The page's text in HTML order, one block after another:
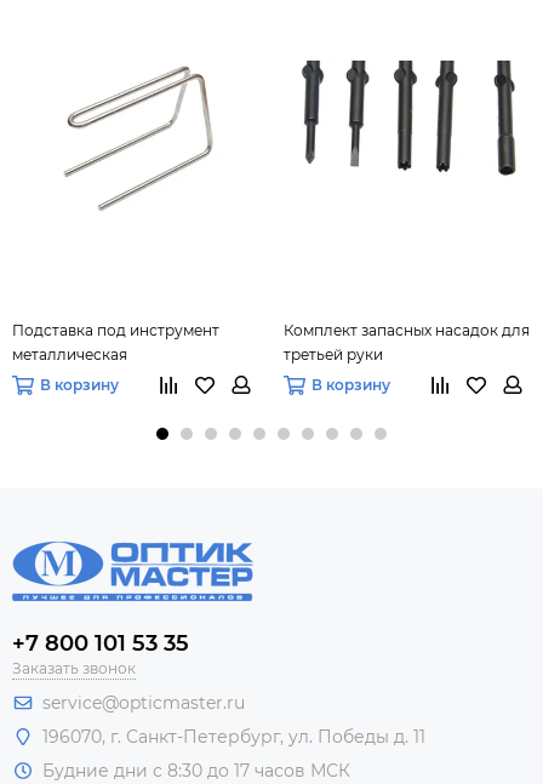
Подставка под инструмент
металлическая
В корзину
Комплект запасных насадок для
третьей руки
В корзину
+7 800 101 53 35
Заказать звонок
service@opticmaster.ru
196070, г. Санкт-Петербург, ул. Победы д. 11
Будние дни с 8:30 до 17 часов МСК